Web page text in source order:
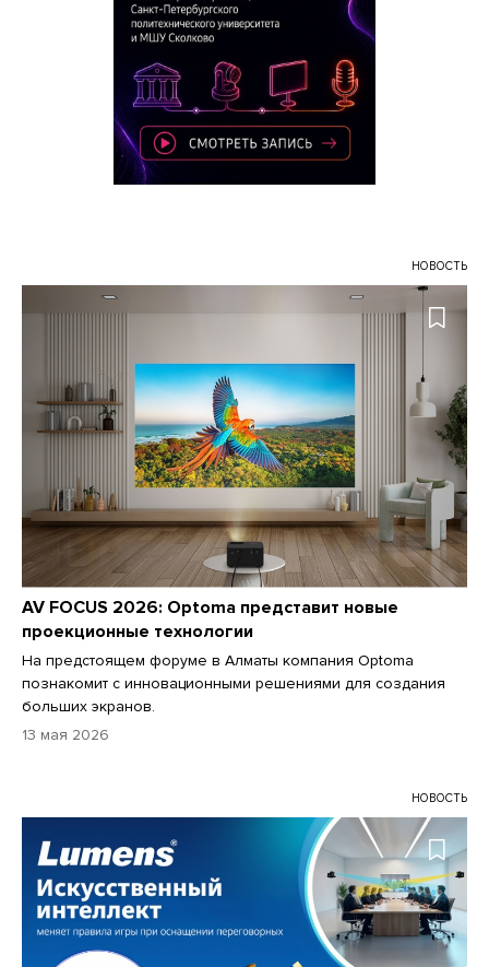
НОВОСТЬ
AV FOCUS 2026: Optoma представит новые
проекционные технологии
На предстоящем форуме в Алматы компания Optoma
познакомит с инновационными решениями для создания
больших экранов.
13 мая 2026
НОВОСТЬ